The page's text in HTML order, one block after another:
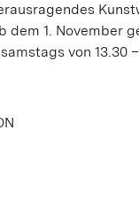
dem 1. November
von 13.30